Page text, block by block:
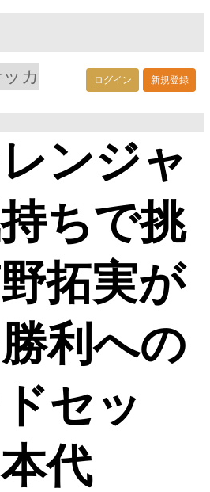
ログイン 新規登録
カ
レンジャ
ちで挑
拓実が
利への
セッ
代